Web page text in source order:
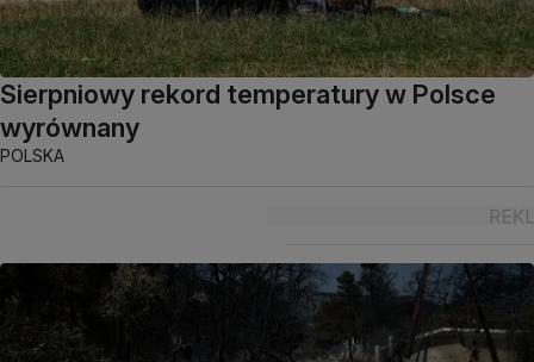
Sierpniowy rekord temperatury w Polsce
wyrównany
POLSKA